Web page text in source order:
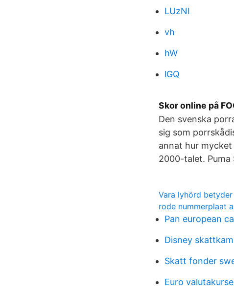
LUzNI
vh
hW
lGQ
Skor online på
Den svenska
sig som
annat hur mycket
2000-talet. Puma
Vara lyhörd betyder
rode nummerplaat
Pan european
Disney
Skatt fonder
Euro